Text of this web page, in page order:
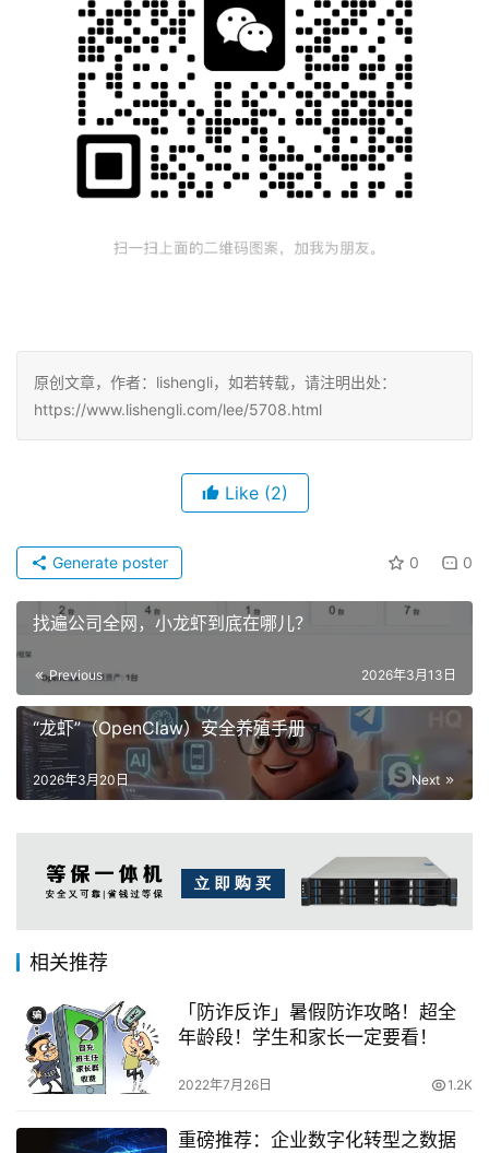
原创文章，作者：lishengli，如若转载，请注明出处：
https://www.lishengli.com/lee/5708.html
Like (2)
0 0
Generate poster
找遍公司全网，小龙虾到底在哪儿？
Previous 2026年3月13日
“龙虾”（OpenClaw）安全养殖手册
Next
2026年3月20日
相关推荐
「防诈反诈」暑假防诈攻略！超全
年龄段！学生和家长一定要看！
2022年7月26日 1.2K
重磅推荐：企业数字化转型之数据